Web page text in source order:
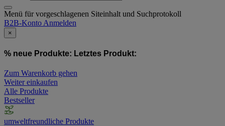
Menü für vorgeschlagenen Siteinhalt und Suchprotokoll
B2B-Konto Anmelden
×
% neue Produkte: Letztes Produkt:
Zum Warenkorb gehen
Weiter einkaufen
Alle Produkte
Bestseller
umweltfreundliche Produkte